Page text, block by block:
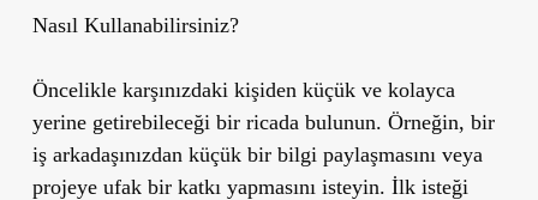
Nasıl Kullanabilirsiniz?
Öncelikle karşınızdaki kişiden küçük ve kolayca
yerine getirebileceği bir ricada bulunun. Örneğin, bir
iş arkadaşınızdan küçük bir bilgi paylaşmasını veya
projeye ufak bir katkı yapmasını isteyin. İlk isteği